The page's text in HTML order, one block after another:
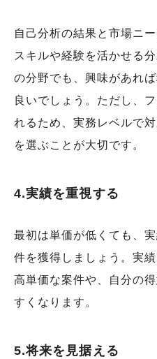
自己分析の結果と市場ニ
スキルや経験を活かせる
の分野でも、興味があれ
良いでしょう。ただし、
れるため、実務レベルで
を選ぶことが大切です。
4.実績を重視する
最初は単価が低くても、
件を獲得しましょう。実
高単価な案件や、自分の
すくなります。
5.将来を見据える